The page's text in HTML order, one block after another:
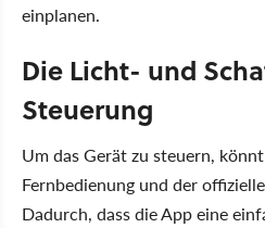
einplanen.
Die Licht- und
Steuerung
Um das Gerät zu steuern,
Fernbedienung und der
Dadurch, dass die App eine